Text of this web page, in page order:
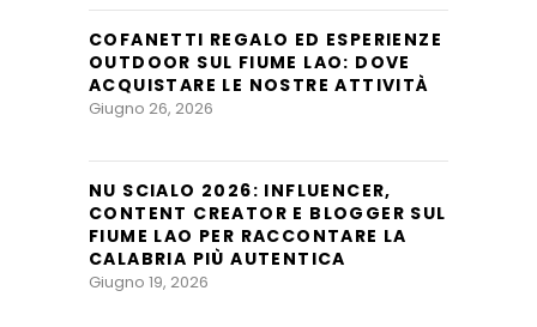
COFANETTI REGALO ED ESPERIENZE
OUTDOOR SUL FIUME LAO: DOVE
ACQUISTARE LE NOSTRE ATTIVITÀ
Giugno 26, 2026
NU SCIALO 2026: INFLUENCER,
CONTENT CREATOR E BLOGGER SUL
FIUME LAO PER RACCONTARE LA
CALABRIA PIÙ AUTENTICA
Giugno 19, 2026